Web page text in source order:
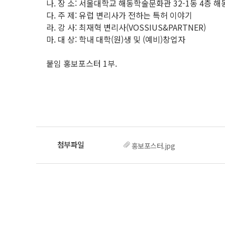
나. 장 소: 서울대학교 해동학술문화관 32-1동 4층 해
다. 주 제: 유럽 변리사가 전하는 특허 이야기
라. 강 사: 최재혁 변리사(VOSSIUS&PARTNER)
마. 대 상: 학내 대학(원)생 및 (예비)창업자
붙임 홍보포스터 1부.
홍보포스터.jpg